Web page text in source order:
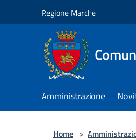
Regione Marche
Amministrazione
Home >